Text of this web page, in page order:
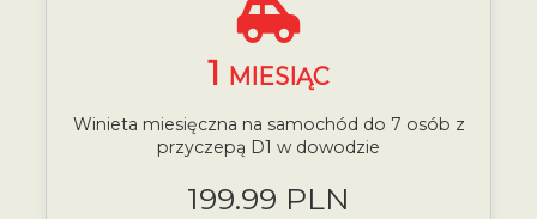
1 MIESIĄC
Winieta miesięczna na samochód do 7 osób z
przyczepą D1 w dowodzie
199.99 PLN